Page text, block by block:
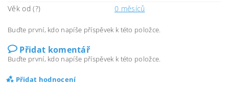
Věk od (?)
0 měsíců
Buďte první, kdo napíše příspěvek k této položce.
Přidat komentář
Buďte první, kdo napíše příspěvek k této položce.
Přidat hodnocení